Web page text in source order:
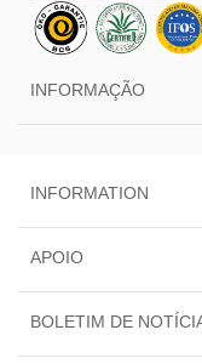
INFORMAÇÃO
INFORMATION
APOIO
BOLETIM DE